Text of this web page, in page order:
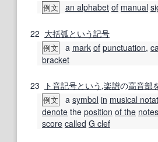
例文 an alphabet of manual
22 大括弧 という記号
例文 a mark of punctuation,
bracket
23 ト音記号という ,楽譜の高音部
例文 a symbol in musical
denote the position of the notes
score called G clef